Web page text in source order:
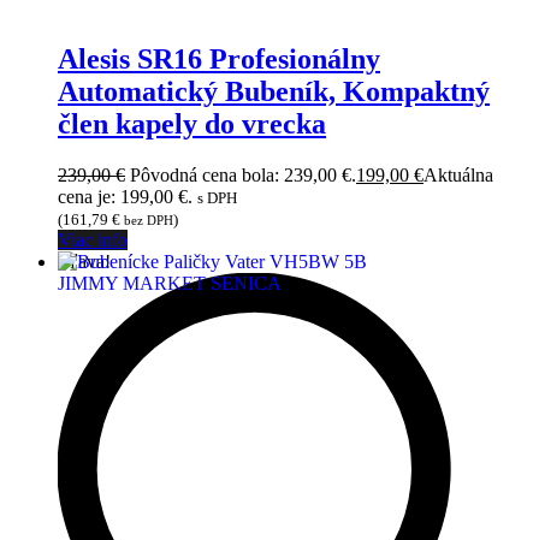
Alesis SR16 Profesionálny
Automatický Bubeník, Kompaktný
člen kapely do vrecka
239,00€ Pôvodná cena bola: 239,00 €.199,00 €Aktuálna
cena je: 199,00 €. s DPH
(161,79 € bez DPH)
Viac info
Zľava!